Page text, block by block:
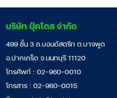
บริษัท บุ๊คโดส จำกัด
499 ชั้น 3 ถ.บอนด์สตรีท ต.บางพูด
อ.ปากเกร็ด จ.นนทบุรี 11120
โทรศัพท์ : 02-960-0010
โทรสาร : 02-960-0015